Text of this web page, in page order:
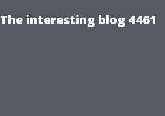
The interesting blog 4461